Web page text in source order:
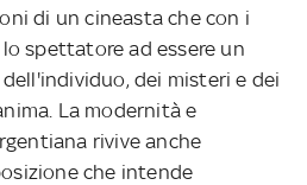
di un cineasta che con i
spettatore ad essere un
dei misteri e dei
La modernità e
rivive anche
che intende